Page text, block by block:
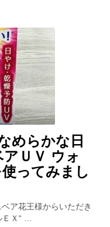
めらかな日
ＵＶ ウォ
ってみまし
ア花王様からいただき
Ｘ“ …